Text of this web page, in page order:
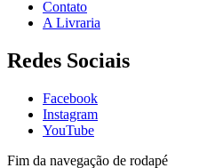
Contato
A Livraria
Redes Sociais
Facebook
Instagram
YouTube
Fim da navegação de rodapé